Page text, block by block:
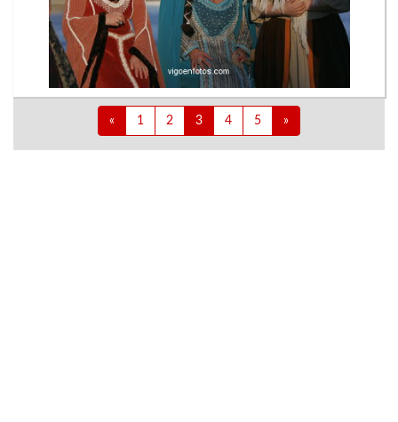
« 1 2 3 4 5 »